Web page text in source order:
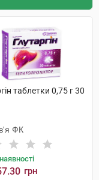
таблетки 0,75 г 30
ФК
грн